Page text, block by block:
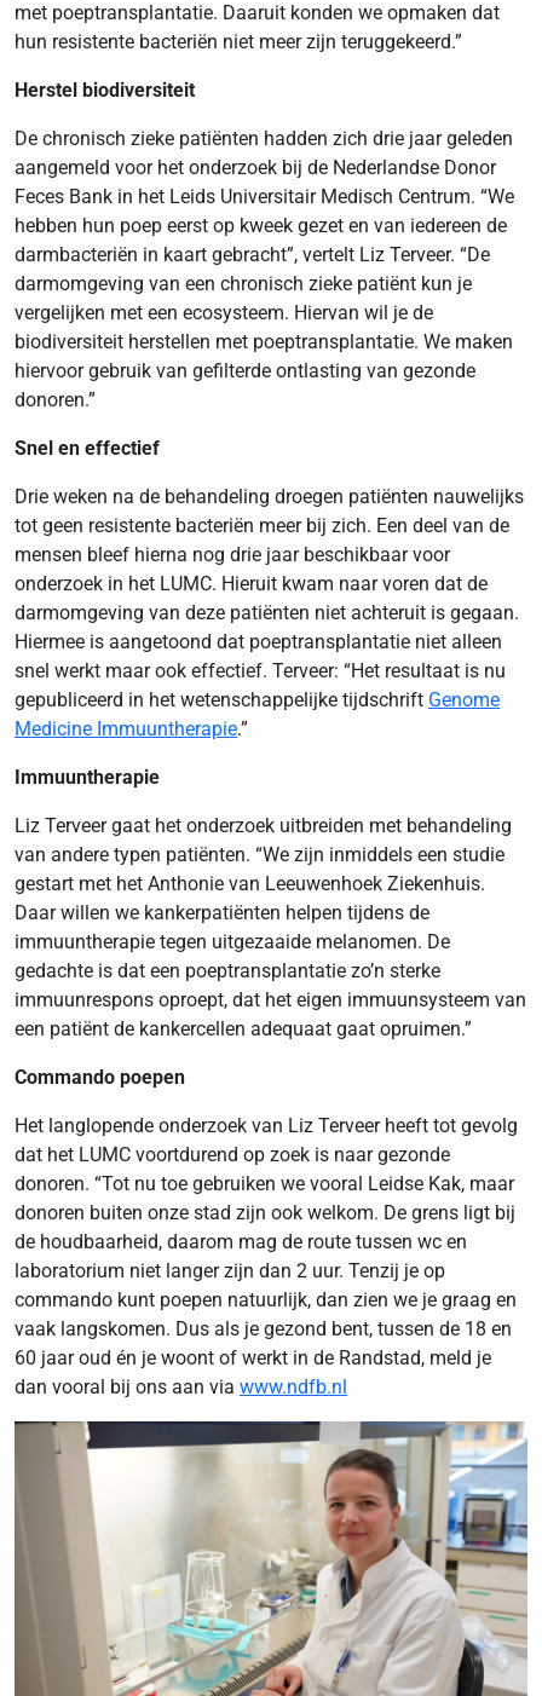
met poeptransplantatie. Daaruit konden we opmaken dat
hun resistente bacteriën niet meer zijn teruggekeerd.”
Herstel biodiversiteit
De chronisch zieke patiënten hadden zich drie jaar geleden
aangemeld voor het onderzoek bij de Nederlandse Donor
Feces Bank in het Leids Universitair Medisch Centrum. “We
hebben hun poep eerst op kweek gezet en van iedereen de
darmbacteriën in kaart gebracht”, vertelt Liz Terveer. “De
darmomgeving van een chronisch zieke patiënt kun je
vergelijken met een ecosysteem. Hiervan wil je de
biodiversiteit herstellen met poeptransplantatie. We maken
hiervoor gebruik van gefilterde ontlasting van gezonde
donoren.”
Snel en effectief
Drie weken na de behandeling droegen patiënten nauwelijks
tot geen resistente bacteriën meer bij zich. Een deel van de
mensen bleef hierna nog drie jaar beschikbaar voor
onderzoek in het LUMC. Hieruit kwam naar voren dat de
darmomgeving van deze patiënten niet achteruit is gegaan.
Hiermee is aangetoond dat poeptransplantatie niet alleen
snel werkt maar ook effectief. Terveer: “Het resultaat is nu
gepubliceerd in het wetenschappelijke tijdschrift Genome
Medicine Immuuntherapie.”
Immuuntherapie
Liz Terveer gaat het onderzoek uitbreiden met behandeling
van andere typen patiënten. “We zijn inmiddels een studie
gestart met het Anthonie van Leeuwenhoek Ziekenhuis.
Daar willen we kankerpatiënten helpen tijdens de
immuuntherapie tegen uitgezaaide melanomen. De
gedachte is dat een poeptransplantatie zo’n sterke
immuunrespons oproept, dat het eigen immuunsysteem van
een patiënt de kankercellen adequaat gaat opruimen.”
Commando poepen
Het langlopende onderzoek van Liz Terveer heeft tot gevolg
dat het LUMC voortdurend op zoek is naar gezonde
donoren. “Tot nu toe gebruiken we vooral Leidse Kak, maar
donoren buiten onze stad zijn ook welkom. De grens ligt bij
de houdbaarheid, daarom mag de route tussen wc en
laboratorium niet langer zijn dan 2 uur. Tenzij je op
commando kunt poepen natuurlijk, dan zien we je graag en
vaak langskomen. Dus als je gezond bent, tussen de 18 en
60 jaar oud én je woont of werkt in de Randstad, meld je
dan vooral bij ons aan via www.ndfb.nl